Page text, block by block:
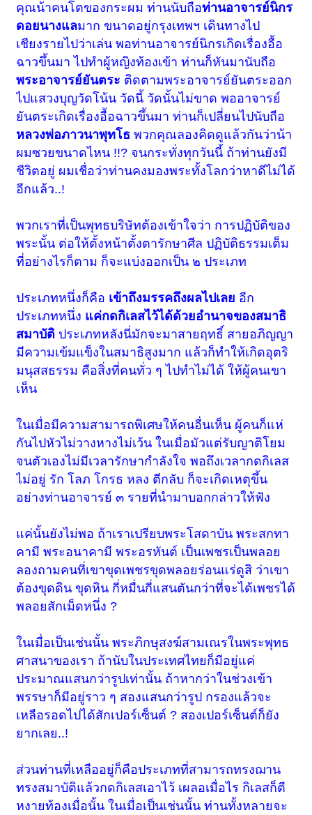
คุณน้าคนโตของกระผม ท่านนับถือท่านอาจารย์นิกร
ดอยนางแลมาก ขนาดอยู่กรุงเทพฯ เดินทางไป
เชียงรายไปว่าเล่น พอท่านอาจารย์นิกรเกิดเรื่องอื้อ
ฉาวขึ้นมา ไปทำผู้หญิงท้องเข้า ท่านก็หันมานับถือ
พระอาจารย์ยันตระ ติดตามพระอาจารย์ยันตระออก
ไปแสวงบุญวัดโน้น วัดนี้ วัดนั้นไม่ขาด พออาจารย์
ยันตระเกิดเรื่องอื้อฉาวขึ้นมา ท่านก็เปลี่ยนไปนับถือ
หลวงพ่อภาวนาพุทโธ พวกคุณลองคิดดูแล้วกันว่าน้า
ผมซวยขนาดไหน !!? จนกระทั่งทุกวันนี้ ถ้าท่านยังมี
ชีวิตอยู่ ผมเชื่อว่าท่านคงมองพระทั้งโลกว่าหาดีไม่ได้
อีกแล้ว..!
พวกเราที่เป็นพุทธบริษัทต้องเข้าใจว่า การปฏิบัติของ
พระนั้น ต่อให้ตั้งหน้าตั้งตารักษาศีล ปฏิบัติธรรมเต็ม
ที่อย่างไรก็ตาม ก็จะแบ่งออกเป็น ๒ ประเภท
ประเภทหนึ่งก็คือ เข้าถึงมรรคถึงผลไปเลย อีก
ประเภทหนึ่ง แค่กดกิเลสไว้ได้ด้วยอำนาจของสมาธิ
สมาบัติ ประเภทหลังนี่มักจะมาสายฤทธิ์ สายอภิญญา
มีความเข้มแข็งในสมาธิสูงมาก แล้วก็ทำให้เกิดอุตริ
มนุสสธรรม คือสิ่งที่คนทั่ว ๆ ไปทำไม่ได้ ให้ผู้คนเขา
เห็น
ในเมื่อมีความสามารถพิเศษให้คนอื่นเห็น ผู้คนก็แห่
กันไปหัวไม่วางหางไม่เว้น ในเมื่อมัวแต่รับญาติโยม
จนตัวเองไม่มีเวลารักษากำลังใจ พอถึงเวลากดกิเลส
ไม่อยู่ รัก โลภ โกรธ หลง ตีกลับ ก็จะเกิดเหตุขึ้น
อย่างท่านอาจารย์ ๓ รายที่นำมาบอกกล่าวให้ฟัง
แค่นั้นยังไม่พอ ถ้าเราเปรียบพระโสดาบัน พระสกทา
คามี พระอนาคามี พระอรหันต์ เป็นเพชรเป็นพลอย
ลองถามคนที่เขาขุดเพชรขุดพลอยร่อนแร่ดูสิ ว่าเขา
ต้องขุดดิน ขุดหิน กี่หมื่นกี่แสนตันกว่าที่จะได้เพชรได้
พลอยสักเม็ดหนึ่ง ?
ในเมื่อเป็นเช่นนั้น พระภิกษุสงฆ์สามเณรในพระพุทธ
ศาสนาของเรา ถ้านับในประเทศไทยก็มีอยู่แค่
ประมาณแสนกว่ารูปเท่านั้น ถ้าหากว่าในช่วงเข้า
พรรษาก็มีอยู่ราว ๆ สองแสนกว่ารูป กรองแล้วจะ
เหลือรอดไปได้สักเปอร์เซ็นต์ ? สองเปอร์เซ็นต์ก็ยัง
ยากเลย..!
ส่วนท่านที่เหลืออยู่ก็คือประเภทที่สามารถทรงฌาน
ทรงสมาบัติแล้วกดกิเลสเอาไว้ เผลอเมื่อไร กิเลสก็ตี
หงายท้องเมื่อนั้น ในเมื่อเป็นเช่นนั้น ท่านทั้งหลายจะ